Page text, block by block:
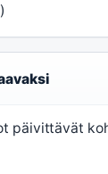
päivittävät